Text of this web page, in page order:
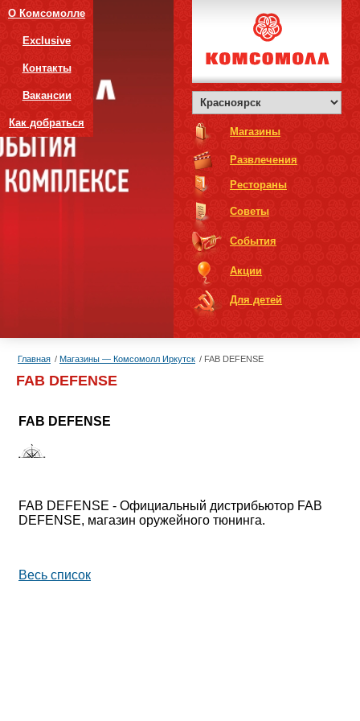
О Комсомолле
Exclusive
Контакты
Вакансии
Как добраться
Магазины
Развлечения
Рестораны
Советы
События
Акции
Для детей
Главная Магазины — Комсомолл Иркутск FAB DEFENSE
FAB DEFENSE
FAB DEFENSE
FAB DEFENSE - Официальный дистрибьютор FAB
DEFENSE, магазин оружейного тюнинга.
Весь список